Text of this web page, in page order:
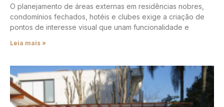
O planejamento de áreas externas em residências nobres,
condomínios fechados, hotéis e clubes exige a criação de
pontos de interesse visual que unam funcionalidade e
Leia mais »